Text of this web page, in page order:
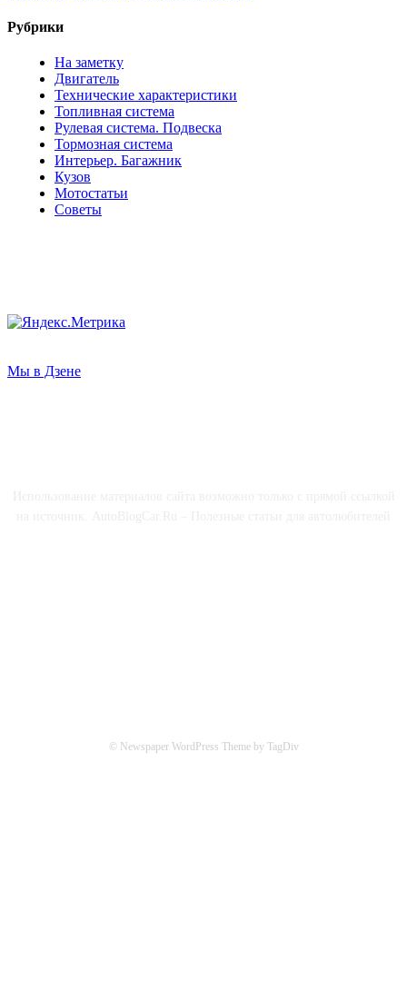
Рубрики
На заметку
Двигатель
Технические характеристики
Топливная система
Рулевая система. Подвеска
Тормозная система
Интерьер. Багажник
Кузов
Мотостатьи
Советы
Мы в Дзене
© Newspaper WordPress Theme by TagDiv